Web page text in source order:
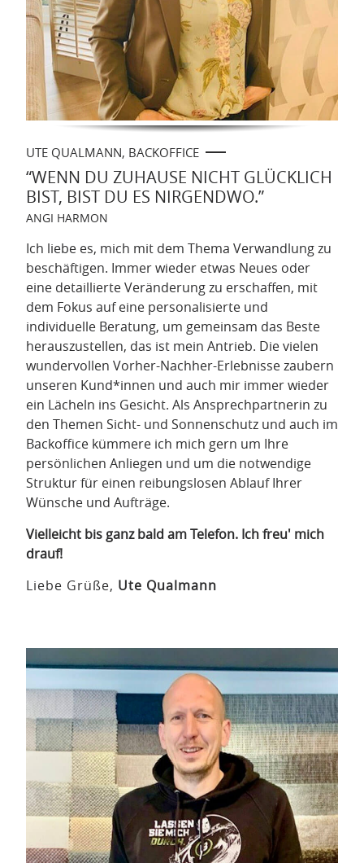
UTE QUALMANN, BACKOFFICE
“WENN DU ZUHAUSE NICHT GLÜCKLICH
BIST, BIST DU ES NIRGENDWO.”
ANGI HARMON
Ich liebe es, mich mit dem Thema Verwandlung zu
beschäftigen. Immer wieder etwas Neues oder
eine detaillierte Veränderung zu erschaffen, mit
dem Fokus auf eine personalisierte und
individuelle Beratung, um gemeinsam das Beste
herauszustellen, das ist mein Antrieb. Die vielen
wundervollen Vorher-Nachher-Erlebnisse zaubern
unseren Kund*innen und auch mir immer wieder
ein Lächeln ins Gesicht. Als Ansprechpartnerin zu
den Themen Sicht- und Sonnenschutz und auch im
Backoffice kümmere ich mich gern um Ihre
persönlichen Anliegen und um die notwendige
Struktur für einen reibungslosen Ablauf Ihrer
Wünsche und Aufträge.
Vielleicht bis ganz bald am Telefon. Ich freu' mich
drauf!
Liebe Grüße, Ute Qualmann